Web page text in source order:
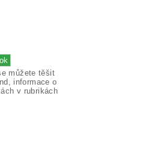
můžete těšit
informace o
v rubrikách